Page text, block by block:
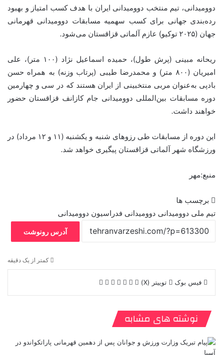
دوومیدانی، تیم منتخب دوومیدانی ایران با هدف کسب امتیاز و بهبود
رده‌بندی جهانی برای کسب سهمیه مسابقات دوومیدانی قهرمانی
جهان (۲۰۲۵ توکیو) عازم آلماتی قزاقستان می‌شود.
ریحانه مبینی (پرش طول)، حمیده اسماعیل نژاد (۱۰۰ متر)، علی
امیریان (۸۰۰ متر) و محمدرضا طیبی (پرتاب وزنه) به همراه حسن
بادپی به‌عنوان مربی منتخبینی از ایران هستند که در سی و چهارمین
دوره مسابقات بین‌المللی دوومیدانی جام کازانف قزاقستان حضور
خواهند داشت.
این دوره از مسابقات طی رزوهای شنبه و یکشنبه (۱۱ و ۱۲ مرداد) در
ورزشگاه شهر آلماتی قزاقستان پیگیری خواهد شد.
منبع:مهر
برچسب ها
تیم ملی دوومیدانی دوومیدانی فدراسیون دوومیدانی
آدرس رونوشت
کمتر از یک دقیقه
فیس بوک توییتر (X)
ل
د
ن
ب
ر
ن‌
س
ی
a
ر
م
نوشته های مشابه